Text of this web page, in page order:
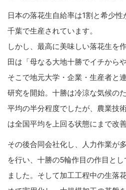
日本の落花生自給率は1割と希少
千葉で生産されています。
しかし、最高に美味しい落花生を
田は「母なる大地十勝でイチから
そこで地元大学・企業・生産者と
研究を開始。十勝は冷涼な気候の
平均の半分程度でしたが、農業技
は全国平均を上回る状態にまで改善
その後合同会社化し、人力作業が
を行い、十勝の5輪作目の作目と
ました。そして加工工程中の生落